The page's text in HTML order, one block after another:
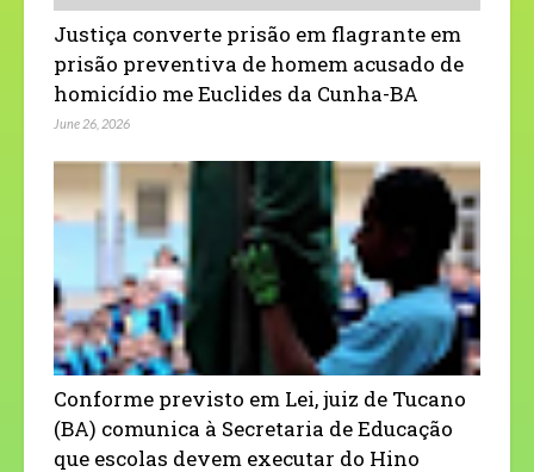
Justiça converte prisão em flagrante em
prisão preventiva de homem acusado de
homicídio me Euclides da Cunha-BA
June 26, 2026
Conforme previsto em Lei, juiz de Tucano
(BA) comunica à Secretaria de Educação
que escolas devem executar do Hino